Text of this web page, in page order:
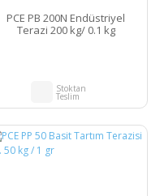
PCE PB 200N Endüstriyel
Terazi 200 kg/ 0.1 kg
Stoktan
Teslim